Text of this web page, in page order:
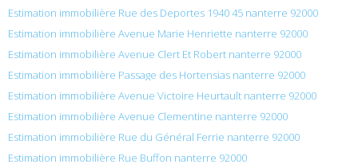
Estimation immobilière Rue des Deportes 1940 45 nanterre 92000
Estimation immobilière Avenue Marie Henriette nanterre 92000
Estimation immobilière Avenue Clert Et Robert nanterre 92000
Estimation immobilière Passage des Hortensias nanterre 92000
Estimation immobilière Avenue Victoire Heurtault nanterre 92000
Estimation immobilière Avenue Clementine nanterre 92000
Estimation immobilière Rue du Général Ferrie nanterre 92000
Estimation immobilière Rue Buffon nanterre 92000